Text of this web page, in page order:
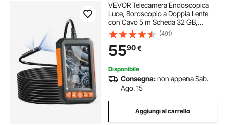
VEVOR Telecamera Endoscopica
Luce, Boroscopio a Doppia Lente
con Cavo 5 m Scheda 32 GB,
Schermo 109 mm 1080P Luci LED
Zoom 4X, Telecamera a Serpente
Impermeabile IP67, Idraulica
Telecamera Ispezione
(491)
5590€
Disponibile
Consegna:non appena Sab.
Ago. 15
Aggiungi al carrello